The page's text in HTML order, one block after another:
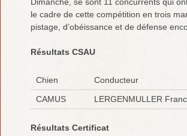
le cadre de cette compétition en trois
pistage, d’obéissance et de défense
Résultats CSAU
Chien Conducteur
CAMUS
LERGENMULLER
Résultats Certificat